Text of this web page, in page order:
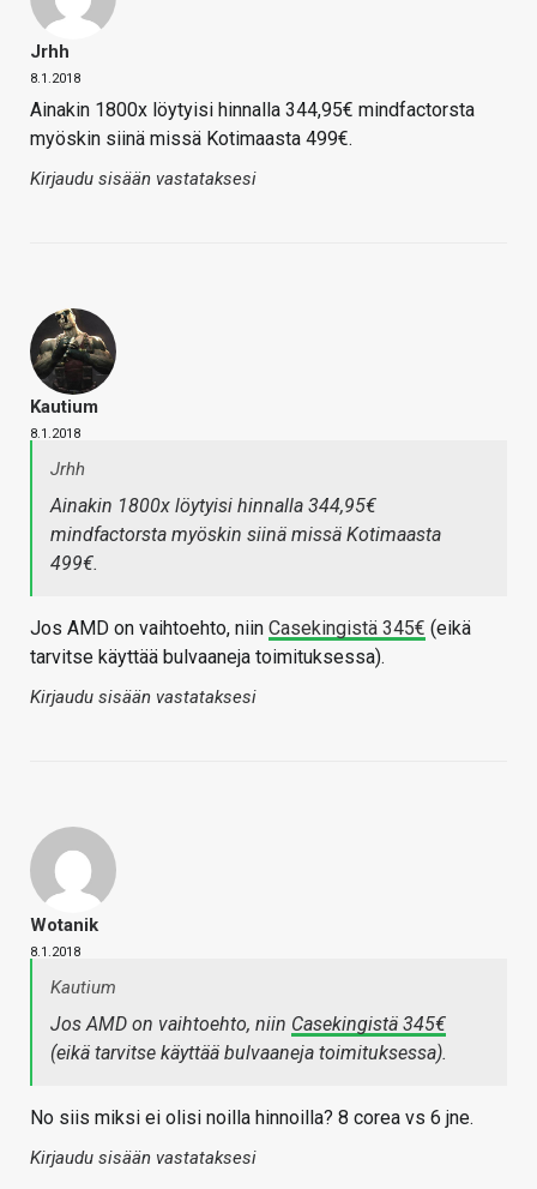
Jrhh
8.1.2018
Ainakin 1800x löytyisi hinnalla 344,95€ mindfactorsta
myöskin siinä missä Kotimaasta 499€.
Kirjaudu sisään vastataksesi
Kautium
8.1.2018
Jrhh
Ainakin 1800x löytyisi hinnalla 344,95€
mindfactorsta myöskin siinä missä Kotimaasta
499€.
Jos AMD on vaihtoehto, niin Casekingistä 345€ (eikä
tarvitse käyttää bulvaaneja toimituksessa).
Kirjaudu sisään vastataksesi
Wotanik
8.1.2018
Kautium
Jos AMD on vaihtoehto, niin Casekingistä 345€
(eikä tarvitse käyttää bulvaaneja toimituksessa).
No siis miksi ei olisi noilla hinnoilla? 8 corea vs 6 jne.
Kirjaudu sisään vastataksesi